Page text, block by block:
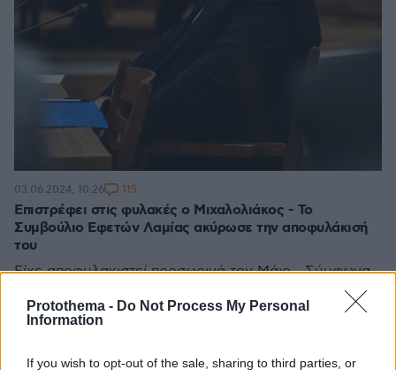
Protothema - Do Not Process My Personal
Information
If you wish to opt-out of the sale, sharing to third parties, or
Επιστρέφει στις φυλακές ο Μιχαλολιάκος - Το
Συμβούλιο Εφετών Λαμίας ακύρωσε την αποφυλάκισή
του
Είχε αποφυλακιστεί προσωρινά τον Μάιο - Σύμφωνα
με βούλευμα του Συμβουλίου Εφετών Λαμίας πρέπει
να παραμείνει έγκλειστος
03.06.2024, 10:26 115